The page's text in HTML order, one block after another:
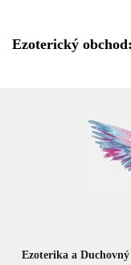
Ezoterický
Ezoterika a